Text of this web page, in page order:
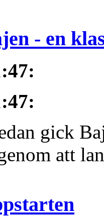
- en
:
:
gick
att